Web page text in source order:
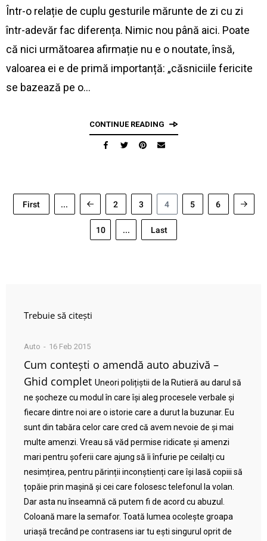
Într-o relație de cuplu gesturile mărunte de zi cu zi
într-adevăr fac diferența. Nimic nou până aici. Poate
că nici următoarea afirmație nu e o noutate, însă,
valoarea ei e de primă importanță: „căsniciile fericite
se bazează pe o…
CONTINUE READING
First ... 2 3 4 5 6
10 ... Last
Trebuie să citești
Auto 16 Feb 2015
Cum contești o amendă auto abuzivă –
Ghid complet Uneori polițiștii de la Rutieră au darul să
ne șocheze cu modul în care își aleg procesele verbale și
fiecare dintre noi are o istorie care a durut la buzunar. Eu
sunt din tabăra celor care cred că avem nevoie de și mai
multe amenzi. Vreau să văd permise ridicate și amenzi
mari pentru șoferii care ajung să îi înfurie pe ceilalți cu
nesimțirea, pentru părinții inconștienți care își lasă copiii să
țopăie prin mașină și cei care folosesc telefonul la volan.
Dar asta nu înseamnă că putem fi de acord cu abuzul.
Coloană mare la semafor. Toată lumea ocolește groapa
uriașă trecând pe contrasens iar tu ești singurul oprit de